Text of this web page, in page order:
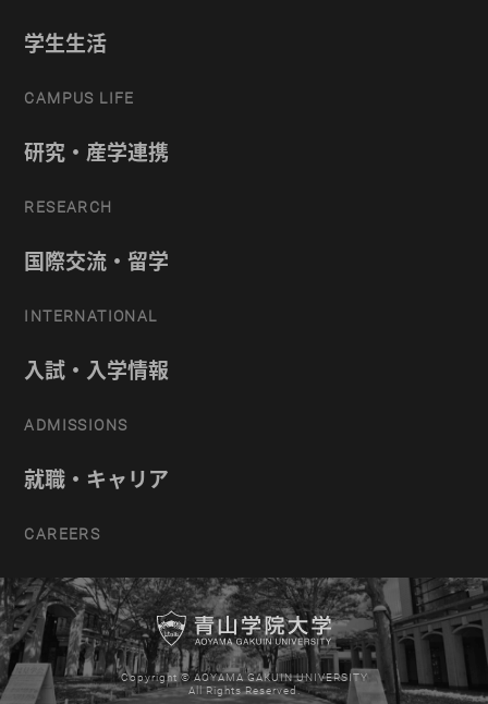
学生生活
CAMPUS LIFE
研究・産学連携
RESEARCH
国際交流・留学
INTERNATIONAL
入試・入学情報
ADMISSIONS
就職・キャリア
CAREERS
Copyright © AOYAMA GAKUIN UNIVERSITY
All Rights Reserved.